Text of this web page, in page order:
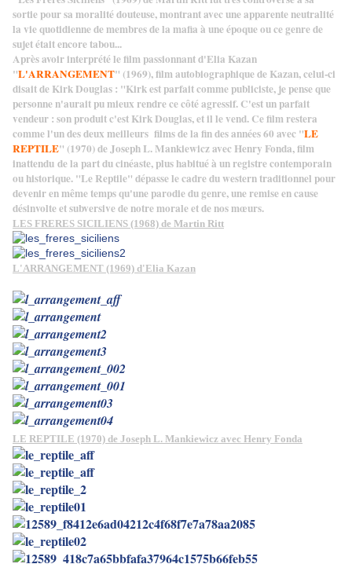
sortie pour sa moralité douteuse, montrant avec une apparente neutralité
la vie quotidienne de membres de la mafia à une époque ou ce genre de
sujet était encore tabou...
Après avoir interprété le film passionnant d'Elia Kazan
"L'ARRANGEMENT" (1969), film autobiographique de Kazan, celui-ci
disait de Kirk Douglas : "Kirk est parfait comme publiciste, je pense que
personne n'aurait pu mieux rendre ce côté agressif. C'est un parfait
vendeur : son produit c'est Kirk Douglas, et il le vend. Ce film restera
comme l'un des deux meilleurs films de la fin des années 60 avec "LE
REPTILE" (1970) de Joseph L. Mankiewicz avec Henry Fonda, film
inattendu de la part du cinéaste, plus habitué à un registre contemporain
ou historique. "Le Reptile" dépasse le cadre du western traditionnel pour
devenir en même temps qu'une parodie du genre, une remise en cause
désinvolte et subversive de notre morale et de nosmœurs.
LES FRERES SICILIENS (1968) de Martin Ritt
L'ARRANGEMENT (1969) d'Elia Kazan
LE REPTILE (1970) de Joseph L. Mankiewicz avec Henry Fonda